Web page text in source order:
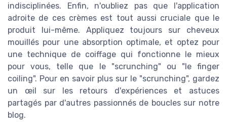
indisciplinées. Enfin, n'oubliez pas que l'application
adroite de ces crèmes est tout aussi cruciale que le
produit lui-même. Appliquez toujours sur cheveux
mouillés pour une absorption optimale, et optez pour
une technique de coiffage qui fonctionne le mieux
pour vous, telle que le "scrunching" ou "le finger
coiling". Pour en savoir plus sur le "scrunching", gardez
un œil sur les retours d'expériences et astuces
partagés par d'autres passionnés de boucles sur notre
blog.